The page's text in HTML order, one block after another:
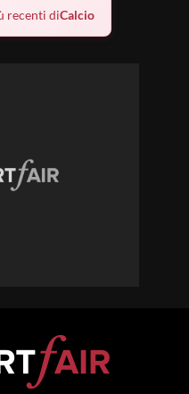
recenti diCalcio